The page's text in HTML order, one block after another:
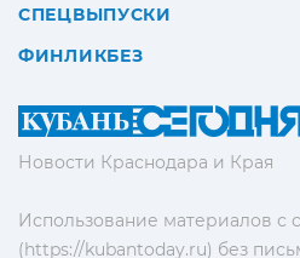
Новости Краснодара и Края
Использование материалов с
(https://kubantoday.ru) без
СПЕЦВЫПУСКИ
ФИНЛИКБЕЗ